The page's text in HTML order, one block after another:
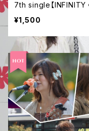
7th single【INFINITY
¥1,500